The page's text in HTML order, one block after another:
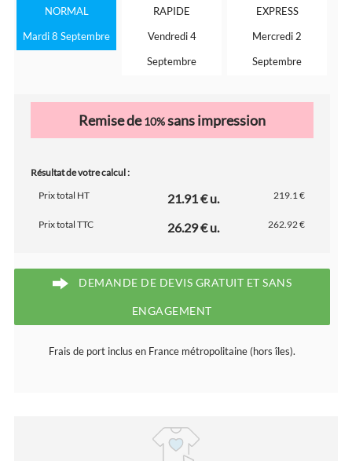
NORMAL
Mardi 8 Septembre
RAPIDE
Vendredi 4
Septembre
EXPRESS
Mercredi 2
Septembre
Remise de10%sans impression
Résultat de votre calcul :
Prix total HT
21.91 € u. 219.1 €
Prix total TTC 26.29 € u. 262.92 €
DEMANDE DE DEVIS GRATUIT ET SANS
ENGAGEMENT
Frais de port inclus en France métropolitaine (hors îles).